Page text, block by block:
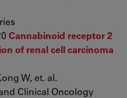
Cannabinoid receptor 2
of renal cell carcinoma
W, et. al.
Clinical Oncology